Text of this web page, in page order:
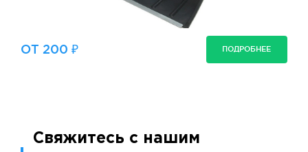
ОТ 200 ₽ ПОДРОБНЕЕ
Свяжитесь с нашим